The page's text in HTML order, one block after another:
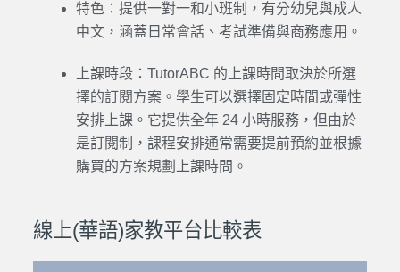
特色：提供一對一和小班制，有分幼兒與成人
中文，涵蓋日常會話、考試準備與商務應用。
上課時段：TutorABC 的上課時間取決於所選
擇的訂閱方案。學生可以選擇固定時間或彈性
安排上課。它提供全年 24 小時服務，但由於
是訂閱制，課程安排通常需要提前預約並根據
購買的方案規劃上課時間。
線上(華語)家教平台比較表